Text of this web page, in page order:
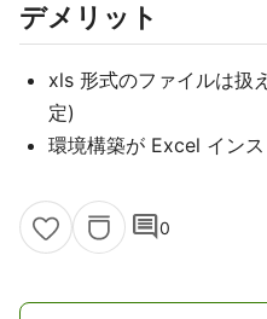
デメリット
xls 形式のファイルは扱
定)
環境構築が Excel イン
comment0